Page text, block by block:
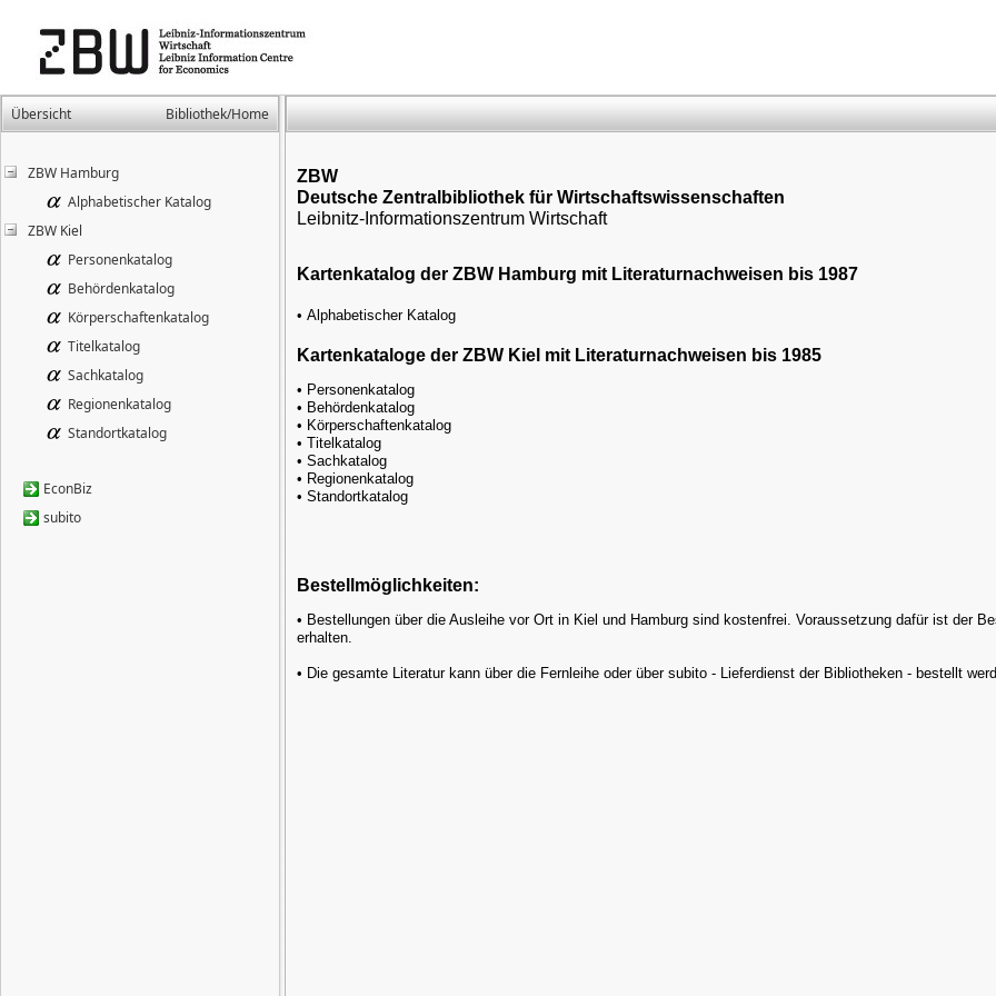
Übersicht Bibliothek/Home
ZBW Hamburg
Alphabetischer Katalog
ZBW Kiel
Personenkatalog
Behördenkatalog
Körperschaftenkatalog
Titelkatalog
Sachkatalog
Regionenkatalog
Standortkatalog
EconBiz
subito
ZBW
Deutsche Zentralbibliothek für Wirtschaftswissenschaften
Leibnitz-Informationszentrum Wirtschaft
Kartenkatalog der ZBW Hamburg mit Literaturnachweisen bis 1987
• Alphabetischer Katalog
Kartenkataloge der ZBW Kiel mit Literaturnachweisen bis 1985
• Personenkatalog
• Behördenkatalog
• Körperschaftenkatalog
• Titelkatalog
• Sachkatalog
• Regionenkatalog
• Standortkatalog
Bestellmöglichkeiten:
• Bestellungen über die Ausleihe vor Ort in Kiel und Hamburg sind kostenfrei. Voraussetzung dafür ist der
erhalten.
• Die gesamte Literatur kann über die Fernleihe oder über subito - Lieferdienst der Bibliotheken - bestellt